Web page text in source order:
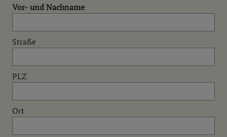
Vor- und Nachname
Straße
PLZ
Ort